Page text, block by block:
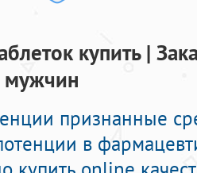
купить |
мужчин
признанные
в